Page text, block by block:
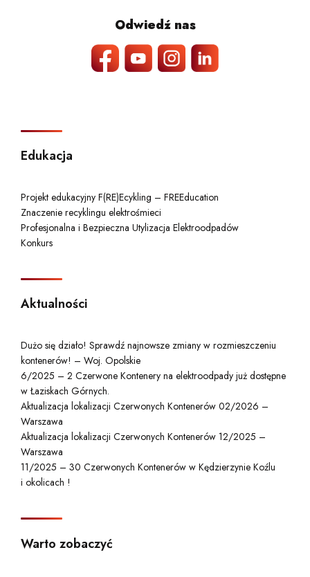
Odwiedź nas
Edukacja
Projekt edukacyjny F(RE)Ecykling – FREEducation
Znaczenie recyklingu elektrośmieci
Profesjonalna i Bezpieczna Utylizacja Elektroodpadów
Konkurs
Aktualności
Dużo się działo! Sprawdź najnowsze zmiany w rozmieszczeniu
kontenerów! – Woj. Opolskie
6/2025 – 2 Czerwone Kontenery na elektroodpady już dostępne
w Łaziskach Górnych.
Aktualizacja lokalizacji Czerwonych Kontenerów 02/2026 –
Warszawa
Aktualizacja lokalizacji Czerwonych Kontenerów 12/2025 –
Warszawa
11/2025 – 30 Czerwonych Kontenerów w Kędzierzynie Koźlu
i okolicach !
Warto zobaczyć